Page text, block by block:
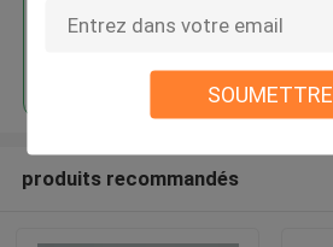
SOUMETTRE
produits recommandés